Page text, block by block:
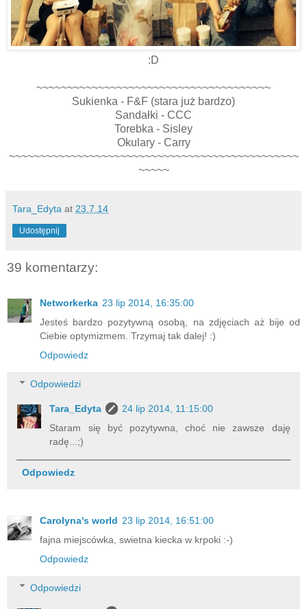
:D
~~~~~~~~~~~~~~~~~~~~~~~~~~~~~~~~~~~~~~
Sukienka - F&F (stara już bardzo)
Sandałki - CCC
Torebka - Sisley
Okulary - Carry
~~~~~~~~~~~~~~~~~~~~~~~~~~~~~~~~~~~~~~~~~~~~~~~
~~~~~
Tara_Edyta at 23.7.14
Udostępnij
39 komentarzy:
Networkerka 23 lip 2014, 16:35:00
Jesteś bardzo pozytywną osobą, na zdjęciach aż bije od
Ciebie optymizmem. Trzymaj tak dalej! :)
Odpowiedz
Odpowiedzi
Tara_Edyta
24 lip 2014, 11:15:00
Staram się być pozytywna, choć nie zawsze daję
radę...;)
Odpowiedz
Carolyna's world 23 lip 2014, 16:51:00
fajna miejscówka, swietna kiecka w krpoki :-)
Odpowiedz
Odpowiedzi